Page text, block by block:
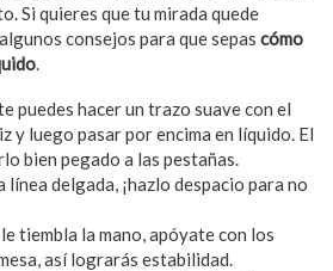
Si quieres que tu mirada quede
consejos para que sepas cómo
.
puedes hacer un trazo suave con el
y luego pasar por encima en líquido. El
bien pegado a las pestañas.
línea delgada, ¡hazlo despacio para no
tiembla la mano, apóyate con los
así lograrás estabilidad.